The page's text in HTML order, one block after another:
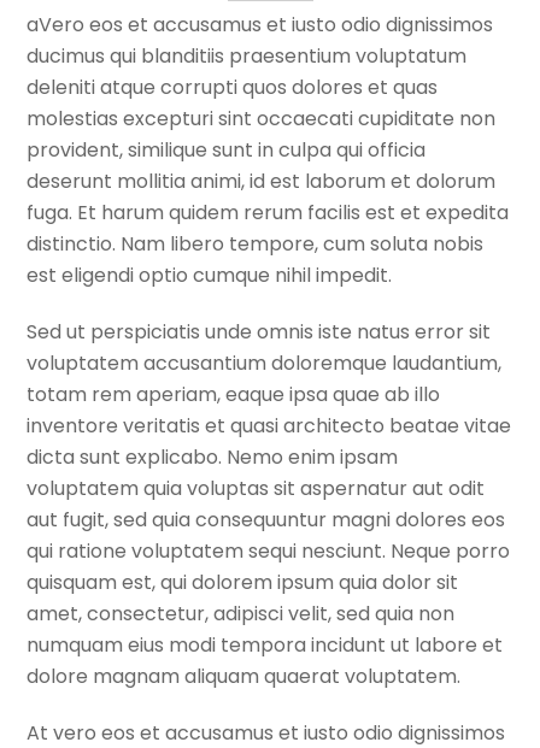
aVero eos et accusamus et iusto odio dignissimos
ducimus qui blanditiis praesentium voluptatum
deleniti atque corrupti quos dolores et quas
molestias excepturi sint occaecati cupiditate non
provident, similique sunt in culpa qui officia
deserunt mollitia animi, id est laborum et dolorum
fuga. Et harum quidem rerum facilis est et expedita
distinctio. Nam libero tempore, cum soluta nobis
est eligendi optio cumque nihil impedit.
Sed ut perspiciatis unde omnis iste natus error sit
voluptatem accusantium doloremque laudantium,
totam rem aperiam, eaque ipsa quae ab illo
inventore veritatis et quasi architecto beatae vitae
dicta sunt explicabo. Nemo enim ipsam
voluptatem quia voluptas sit aspernatur aut odit
aut fugit, sed quia consequuntur magni dolores eos
qui ratione voluptatem sequi nesciunt. Neque porro
quisquam est, qui dolorem ipsum quia dolor sit
amet, consectetur, adipisci velit, sed quia non
numquam eius modi tempora incidunt ut labore et
dolore magnam aliquam quaerat voluptatem.
At vero eos et accusamus et iusto odio dignissimos